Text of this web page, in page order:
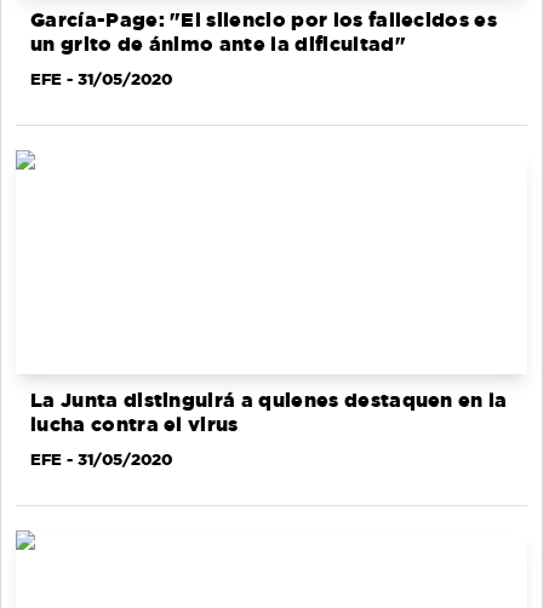
García-Page: "El silencio por los fallecidos es
un grito de ánimo ante la dificultad"
EFE - 31/05/2020
La Junta distinguirá a quienes destaquen en la
lucha contra el virus
EFE - 31/05/2020